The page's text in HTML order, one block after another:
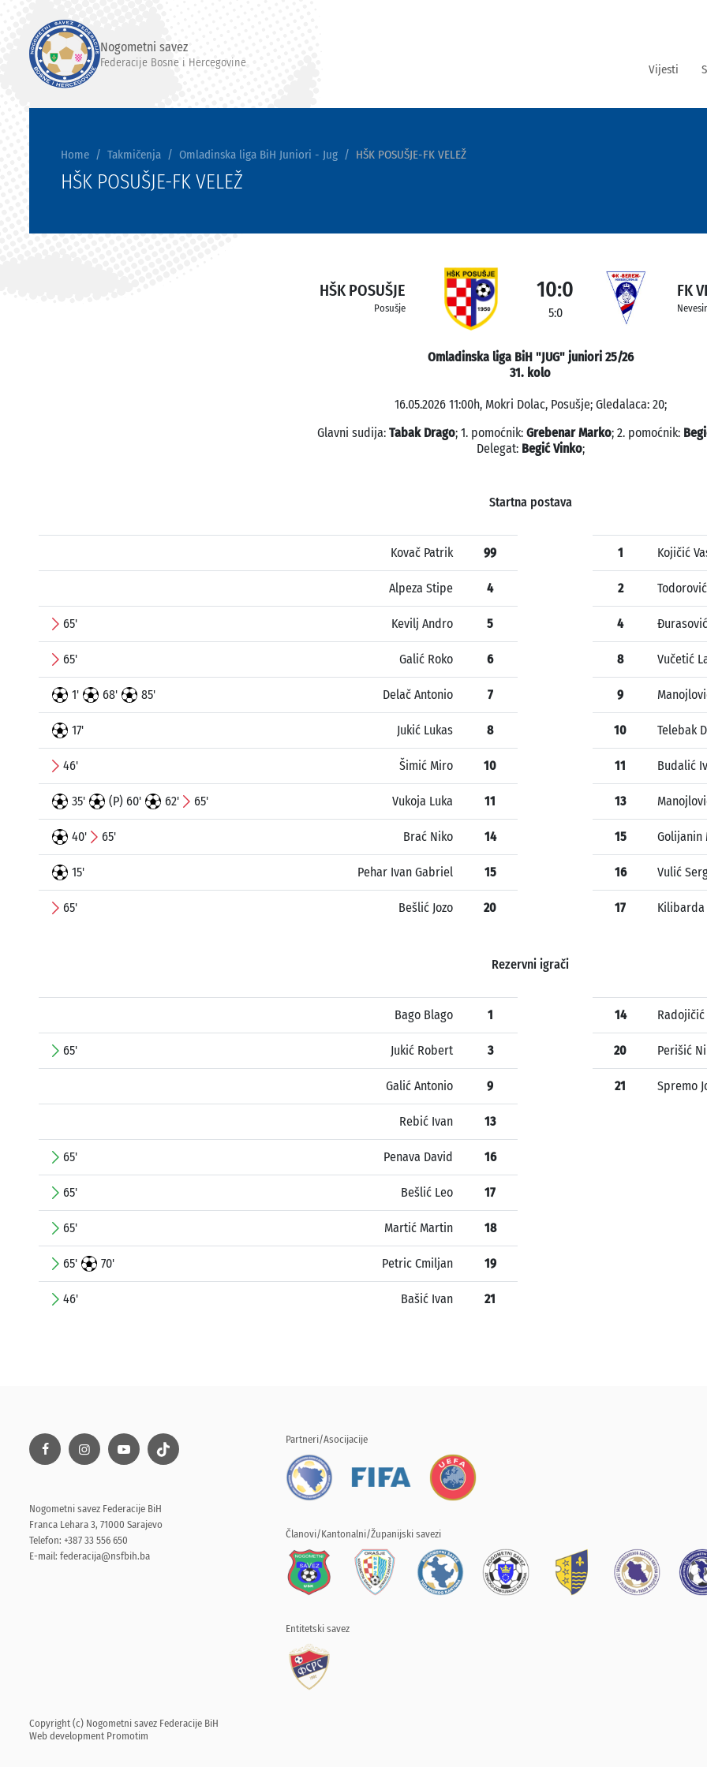
Nogometni savez
Federacije Bosne i Hercegovine Vijesti
Home Takmičenja Omladinska liga BiH Juniori - Jug HŠK POSUŠJE-FK VELEŽ
HŠK POSUŠJE-FK VELEŽ
HŠK POSUŠJE
Posušje
10:0
5:0
FK
Omladinska liga BiH "JUG" juniori 25/26
31. kolo
16.05.2026 11:00h, Mokri Dolac, Posušje; Gledalaca: 20;
Glavni sudija: Tabak Drago; 1. pomoćnik: Grebenar Marko; 2. pomoćnik:
Delegat: Begić Vinko;
Startna postava
Kovač Patrik 99
Alpeza Stipe 4
65' Kevilj Andro 5
65' Galić Roko 6
1' 68' 85' Delač Antonio 7
17' Jukić Lukas 8
46' Šimić Miro 10
35' (P) 60' 62' 65' Vukoja Luka 11
40' 65' Brać Niko 14
15' Pehar Ivan Gabriel 15
65' Bešlić Jozo 20
1 Kojičić
2
4
8 Vučetić
9
10 Telebak
11 Budalić
13
15 Golijanin
16 Vulić
17 Kilibarda
Rezervni igrači
Bago Blago 1
65' Jukić Robert 3
Galić Antonio 9
Rebić Ivan 13
65' Penava David 16
65' Bešlić Leo 17
65' Martić Martin 18
65' 70' Petric Cmiljan 19
46' Bašić Ivan 21
14 Radojičić
20 Perišić
21 Spremo
Nogometni savez Federacije BiH
Franca Lehara 3, 71000 Sarajevo
Telefon: +387 33 556 650
E-mail: federacija@nsfbih.ba
Partneri/Asocijacije
Članovi/Kantonalni/Županijski savezi
Entitetski savez
Copyright (c) Nogometni savez Federacije BiH
Web development Promotim